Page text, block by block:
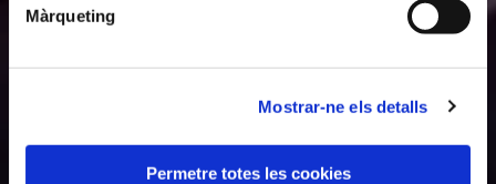
Màrqueting
Mostrar-ne els detalls
Permetre totes les cookies